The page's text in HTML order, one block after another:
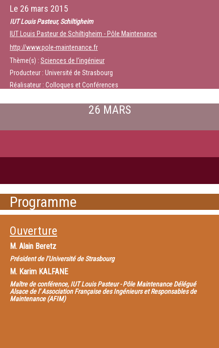
Le 26 mars 2015
IUT Louis Pasteur, Schiltigheim
IUT Louis Pasteur de Schiltigheim - Pôle Maintenance
http://www.pole-maintenance.fr
Thème(s) : Sciences de l’ingénieur
Producteur : Université de Strasbourg
Réalisateur : Colloques et Conférences
26 MARS
Programme
Ouverture
M. Alain Beretz
Président de l’Université de Strasbourg
M. Karim KALFANE
Maître de conférence, IUT Louis Pasteur - Pôle Maintenance Délégué
Alsace de l' Association Française des Ingénieurs et Responsables de
Maintenance (AFIM)